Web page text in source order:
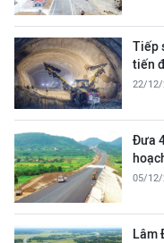
Tiếp
tiến
22/12/
Đưa
05/12/
Lâm